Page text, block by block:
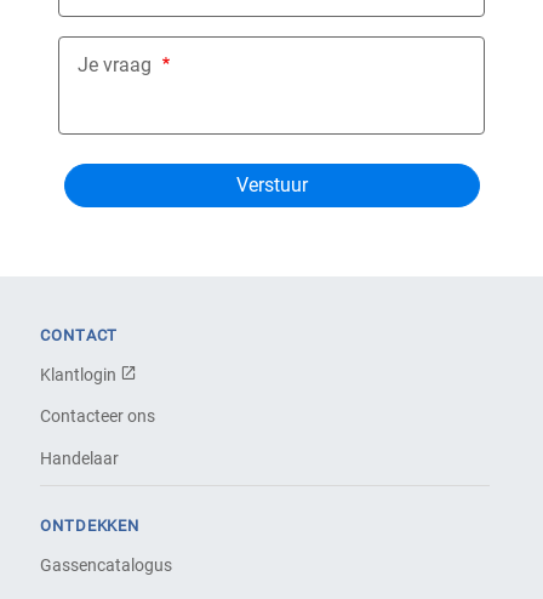
Je vraag
CONTACT
Klantlogin
Contacteer ons
Handelaar
ONTDEKKEN
Gassencatalogus